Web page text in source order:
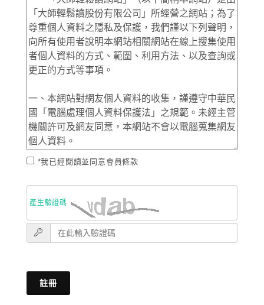
*我已經閱讀並同意會員條款
產生驗證碼
註冊